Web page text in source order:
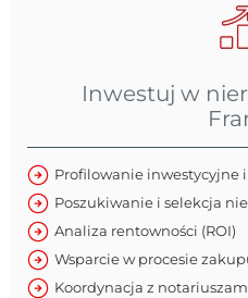
Inwestuj w
Profilowanie inwestycyjne
Poszukiwanie i selekcja
Analiza rentowności (ROI)
Wsparcie w procesie
Koordynacja z